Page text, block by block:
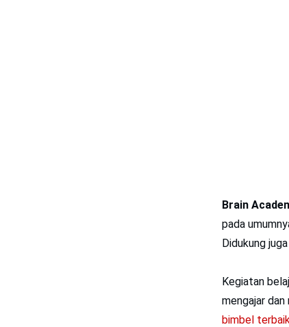
Brain
pada
Didukung
Kegiatan
mengajar
bimbel